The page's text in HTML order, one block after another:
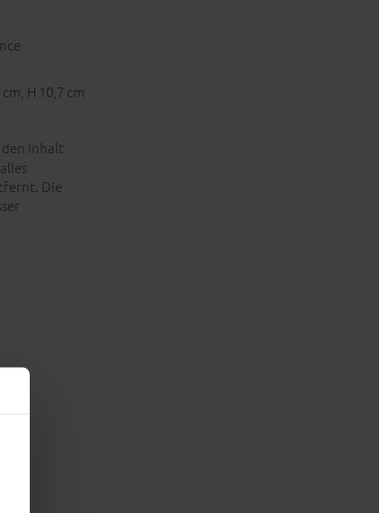
H 10,7 cm
Inhalt
Die